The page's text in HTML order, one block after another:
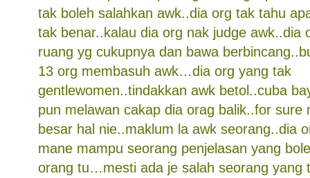
tak boleh salahkan awk..dia org tak tahu
tak benar..kalau dia org nak judge awk..dia
ruang yg cukupnya dan bawa
13 org membasuh awk…dia org yang tak
gentlewomen..tindakkan awk betol..cuba
pun melawan cakap dia orag balik..for sure
besar hal nie..maklum la awk seorang..dia
mane mampu seorang penjelasan yang
orang tu…mesti ada je salah seorang yang